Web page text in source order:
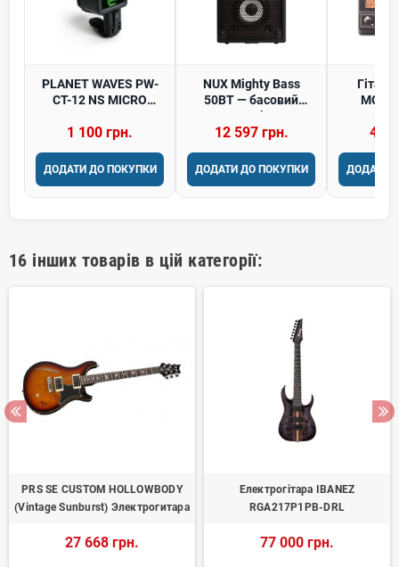
PLANET WAVES PW-
CT-12 NS MICRO
Тюнер/метроном
1 100 грн.
ДОДАТИ ДО ПОКУПКИ
NUX Mighty Bass
50BT — басовий
комбо
12 597 грн.
ДОДАТИ ДО ПОКУПКИ
4
ДОДАТИ
16 інших товарів в цій категорії:
PRS SE CUSTOM HOLLOWBODY
(Vintage Sunburst) Электрогитара
27 668 грн.
Електрогітара IBANEZ
RGA217P1PB-DRL
77 000 грн.